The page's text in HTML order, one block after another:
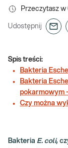
Przeczytasz w
Udostępnij
Spis treści:
Bakteria
Bakteria
pokarmowym
Czy można
Bakteria E. coli,